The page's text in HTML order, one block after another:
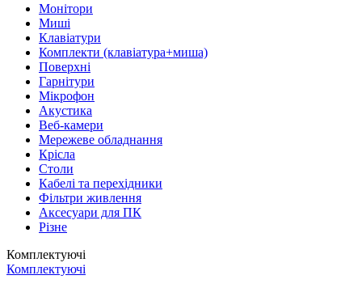
Монітори
Миші
Клавіатури
Комплекти (клавіатура+миша)
Поверхні
Гарнітури
Мікрофон
Акустика
Веб-камери
Мережеве обладнання
Крісла
Столи
Кабелі та перехідники
Фільтри живлення
Аксесуари для ПК
Різне
Комплектуючі
Комплектуючі